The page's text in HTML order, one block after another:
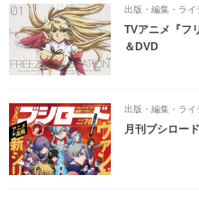
出版・編集・ライ
TVアニメ『フ
＆DVD
出版・編集・ライ
月刊ブシロー